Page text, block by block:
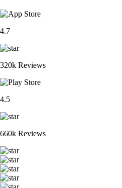
4.7
320k Reviews
4.5
660k Reviews